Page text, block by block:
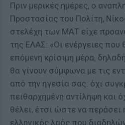
Πριν μερικές ημέρες, ο
Προστασίας του Πολίτη,
στελέχη των ΜΑΤ είχε
της ΕΛΑΣ: «Οι ενέργειες που
επόμενη κρίσιμη μέρα,
θα γίνουν σύμφωνα με τις
από την ηγεσία σας: όχι
πειθαρχημένη αντίληψη και
θέλει, έτσι ώστε να περάσει
ελληνικός λαός που